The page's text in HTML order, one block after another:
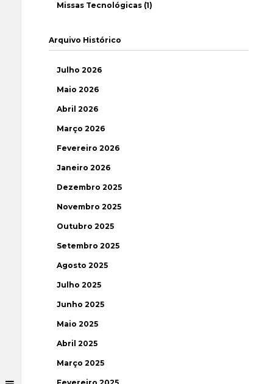
Missas Tecnológicas (1)
Arquivo Histórico
Julho 2026
Maio 2026
Abril 2026
Março 2026
Fevereiro 2026
Janeiro 2026
Dezembro 2025
Novembro 2025
Outubro 2025
Setembro 2025
Agosto 2025
Julho 2025
Junho 2025
Maio 2025
Abril 2025
Março 2025